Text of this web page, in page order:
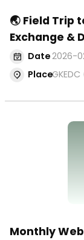
🌏 Field Trip
Exchange &
Date2026-
Place
Monthly